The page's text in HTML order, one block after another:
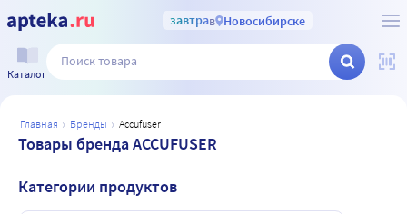
завтрав Новосибирске
Каталог
главная бренды accufuser
Товары бренда ACCUFUSER
Категории продуктов